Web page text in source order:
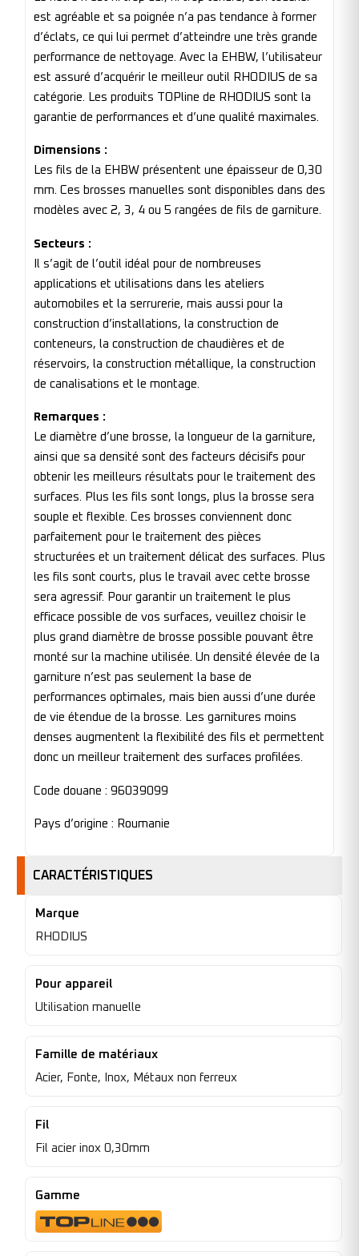
est agréable et sa poignée n’a pas tendance à former
d’éclats, ce qui lui permet d’atteindre une très grande
performance de nettoyage. Avec la EHBW, l’utilisateur
est assuré d’acquérir le meilleur outil RHODIUS de sa
catégorie. Les produits TOPline de RHODIUS sont la
garantie de performances et d’une qualité maximales.
Dimensions :
Les fils de la EHBW présentent une épaisseur de 0,30
mm. Ces brosses manuelles sont disponibles dans des
modèles avec 2, 3, 4 ou 5 rangées de fils de garniture.
Secteurs :
Il s’agit de l’outil idéal pour de nombreuses
applications et utilisations dans les ateliers
automobiles et la serrurerie, mais aussi pour la
construction d’installations, la construction de
conteneurs, la construction de chaudières et de
réservoirs, la construction métallique, la construction
de canalisations et le montage.
Remarques :
Le diamètre d’une brosse, la longueur de la garniture,
ainsi que sa densité sont des facteurs décisifs pour
obtenir les meilleurs résultats pour le traitement des
surfaces. Plus les fils sont longs, plus la brosse sera
souple et flexible. Ces brosses conviennent donc
parfaitement pour le traitement des pièces
structurées et un traitement délicat des surfaces. Plus
les fils sont courts, plus le travail avec cette brosse
sera agressif. Pour garantir un traitement le plus
efficace possible de vos surfaces, veuillez choisir le
plus grand diamètre de brosse possible pouvant être
monté sur la machine utilisée. Un densité élevée de la
garniture n’est pas seulement la base de
performances optimales, mais bien aussi d’une durée
de vie étendue de la brosse. Les garnitures moins
denses augmentent la flexibilité des fils et permettent
donc un meilleur traitement des surfaces profilées.
Code douane : 96039099
Pays d’origine : Roumanie
CARACTÉRISTIQUES
Marque
RHODIUS
Pour appareil
Utilisation manuelle
Famille de matériaux
Acier, Fonte, Inox, Métaux non ferreux
Fil
Fil acier inox 0,30mm
Gamme